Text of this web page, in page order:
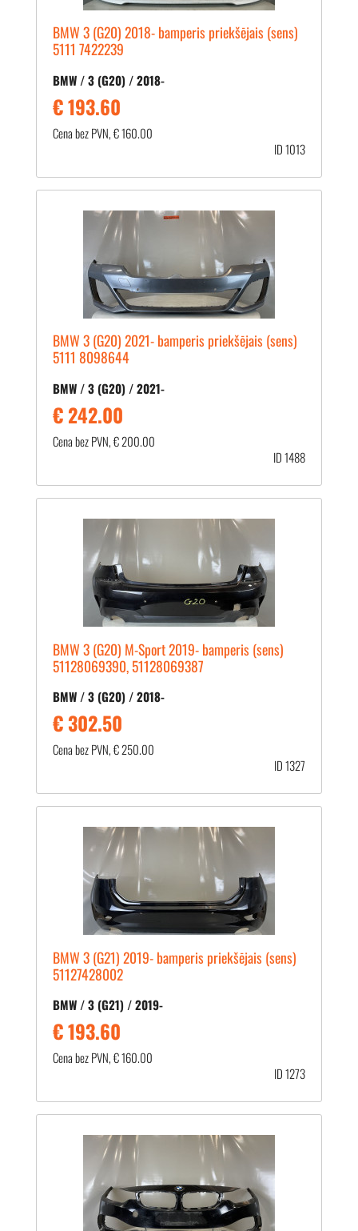
BMW 3 (G20) 2018- bamperis priekšējais (sens)
5111 7422239
BMW / 3 (G20) / 2018-
€ 193.60
Cena bez PVN, € 160.00
ID 1013
BMW 3 (G20) 2021- bamperis priekšējais (sens)
5111 8098644
BMW / 3 (G20) / 2021-
€ 242.00
Cena bez PVN, € 200.00
ID 1488
BMW 3 (G20) M-Sport 2019- bamperis (sens)
51128069390, 51128069387
BMW / 3 (G20) / 2018-
€ 302.50
Cena bez PVN, € 250.00
ID 1327
BMW 3 (G21) 2019- bamperis priekšējais (sens)
51127428002
BMW / 3 (G21) / 2019-
€ 193.60
Cena bez PVN, € 160.00
ID 1273